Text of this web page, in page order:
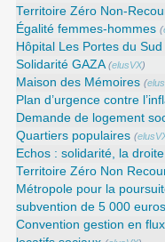
Territoire Zéro Non-
Égalité femmes-hommes (
Hôpital Les Portes du Sud
Solidarité GAZA (elusVX)
Maison des Mémoires (
Plan d’urgence contre
Demande de logement
Quartiers populaires (
Echos : solidarité, la
Territoire Zéro Non
Métropole pour la
subvention de 5 000
Convention gestion en